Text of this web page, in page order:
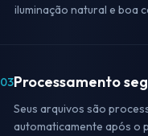
iluminação natural e boa
03Processamento
Seus arquivos são
automaticamente após o